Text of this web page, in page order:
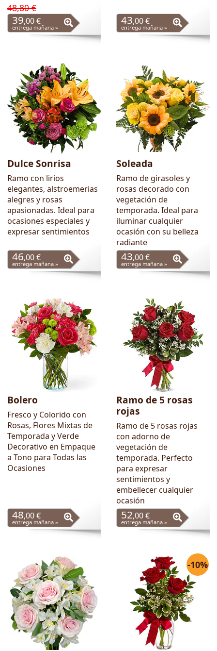
48,80 €
39,00 €
entrega mañana »
43,00 €
entrega mañana »
Dulce Sonrisa
Ramo con lirios
elegantes, alstroemerias
alegres y rosas
apasionadas. Ideal para
ocasiones especiales y
expresar sentimientos
46,00 €
entrega mañana »
Soleada
Ramo de girasoles y
rosas decorado con
vegetación de
temporada. Ideal para
iluminar cualquier
ocasión con su belleza
radiante
43,00 €
entrega mañana »
Bolero
Fresco y Colorido con
Rosas, Flores Mixtas de
Temporada y Verde
Decorativo en Empaque
a Tono para Todas las
Ocasiones
48,00 €
entrega mañana »
Ramo de 5 rosas
rojas
Ramo de 5 rosas rojas
con adorno de
vegetación de
temporada. Perfecto
para expresar
sentimientos y
embellecer cualquier
ocasión
52,00 €
entrega mañana »
-10%